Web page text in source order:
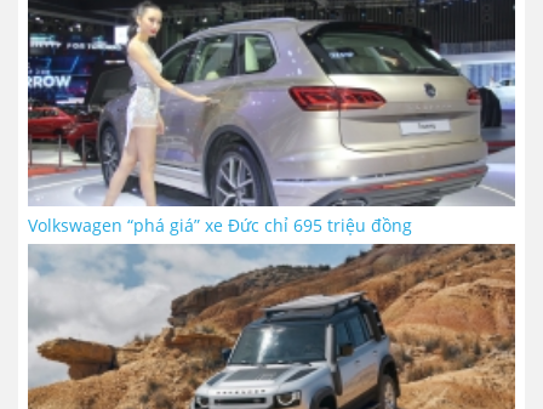
Volkswagen “phá giá” xe Đức chỉ 695 triệu đồng